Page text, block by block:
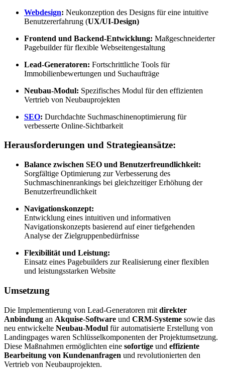
Webdesign: Neukonzeption des Designs für eine intuitive
Benutzererfahrung (UX/UI-Design)
Frontend und Backend-Entwicklung: Maßgeschneiderter
Pagebuilder für flexible Webseitengestaltung
Lead-Generatoren: Fortschrittliche Tools für
Immobilienbewertungen und Suchaufträge
Neubau-Modul: Spezifisches Modul für den effizienten
Vertrieb von Neubauprojekten
SEO: Durchdachte Suchmaschinenoptimierung für
verbesserte Online-Sichtbarkeit
Herausforderungen und Strategieansätze:
Balance zwischen SEO und Benutzerfreundlichkeit:
Sorgfältige Optimierung zur Verbesserung des
Suchmaschinenrankings bei gleichzeitiger Erhöhung der
Benutzerfreundlichkeit
Navigationskonzept:
Entwicklung eines intuitiven und informativen
Navigationskonzepts basierend auf einer tiefgehenden
Analyse der Zielgruppenbedürfnisse
Flexibilität und Leistung:
Einsatz eines Pagebuilders zur Realisierung einer flexiblen
und leistungsstarken Website
Umsetzung
Die Implementierung von Lead-Generatoren mit direkter
Anbindung an Akquise-Software und CRM-Systeme sowie das
neu entwickelte Neubau-Modul für automatisierte Erstellung von
Landingpages waren Schlüsselkomponenten der Projektumsetzung.
Diese Maßnahmen ermöglichten eine sofortige und effiziente
Bearbeitung von Kundenanfragen und revolutionierten den
Vertrieb von Neubauprojekten.